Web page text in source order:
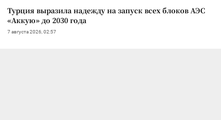
Турция выразила надежду на запуск всех блоков АЭС
«Аккую» до 2030 года
7 августа 2026, 02:57